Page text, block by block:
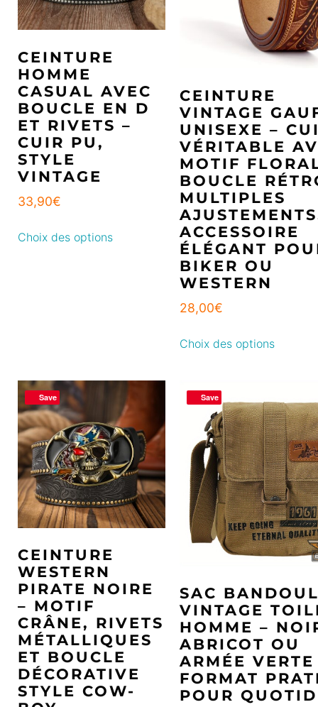
CEINTURE
HOMME
CASUAL AVEC
BOUCLE EN D
ET RIVETS –
CUIR PU,
STYLE
VINTAGE
33,90€
Choix des options
CEINTURE
VINTAGE
UNISEXE –
VÉRITABLE
MOTIF
BOUCLE
MULTIPLES
ACCESSOIRE
ÉLÉGANT
BIKER OU
WESTERN
28,00€
Choix des options
Save
CEINTURE
WESTERN
PIRATE NOIRE
– MOTIF
CRÂNE, RIVETS
MÉTALLIQUES
ET BOUCLE
DÉCORATIVE
STYLE COW-
Save
SAC
VINTAGE
HOMME –
ABRICOT OU
ARMÉE VERTE
FORMAT
POUR